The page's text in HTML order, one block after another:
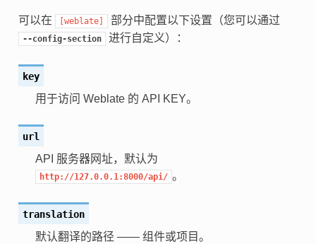
可以在 [weblate] 部分中配置以下设置（您可以通过
--config-section 进行自定义）：
key
用于访问 Weblate 的 API KEY。
url
API 服务器网址，默认为
http://127.0.0.1:8000/api/ 。
translation
默认翻译的路径 —— 组件或项目。